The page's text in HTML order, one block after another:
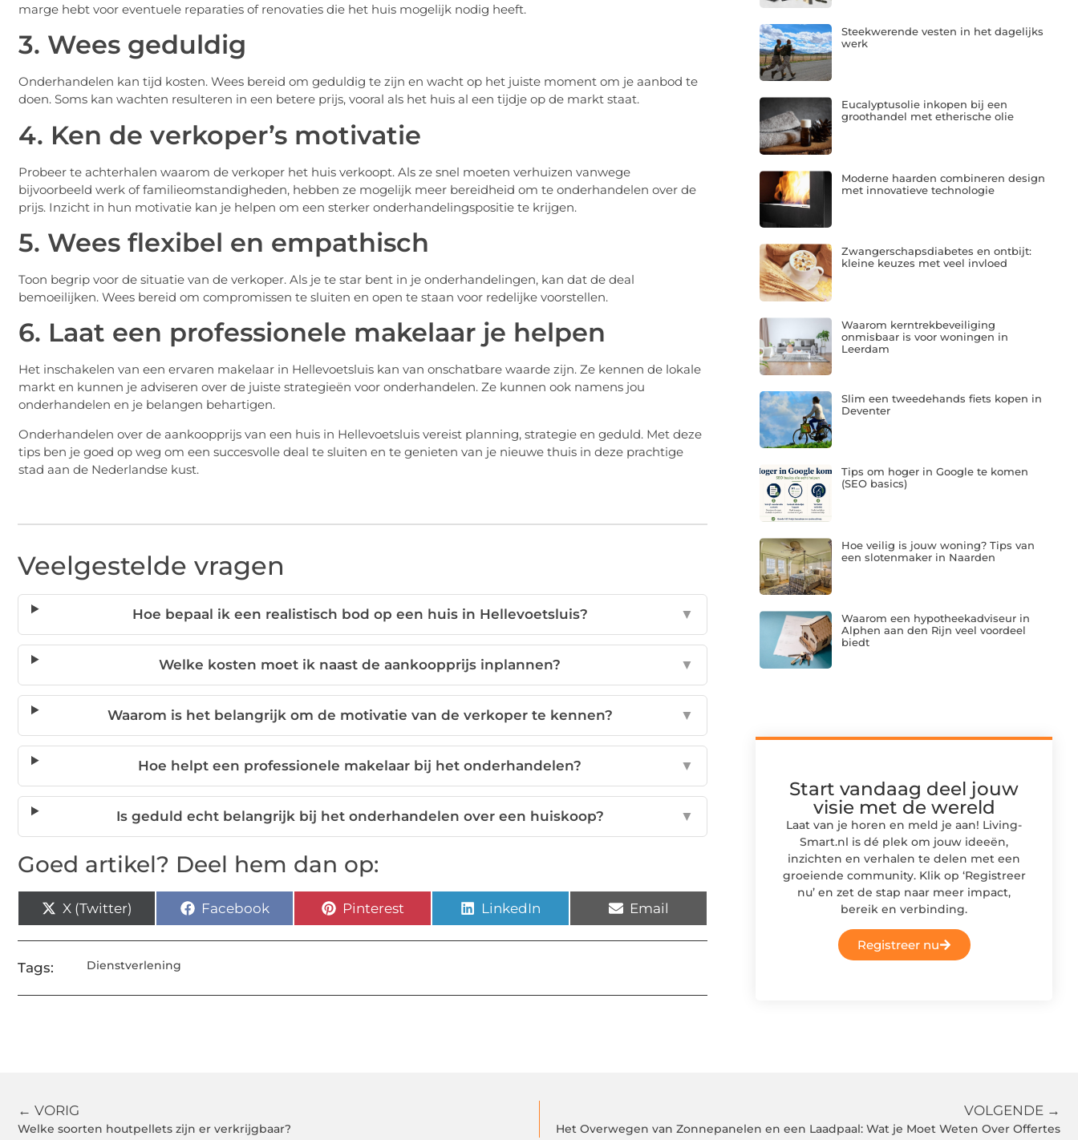
marge hebt voor eventuele reparaties of renovaties die het huis mogelijk nodig heeft.
3. Wees geduldig
Onderhandelen kan tijd kosten. Wees bereid om geduldig te zijn en wacht op het juiste moment om je aanbod te
doen. Soms kan wachten resulteren in een betere prijs, vooral als het huis al een tijdje op de markt staat.
4. Ken de verkoper’s motivatie
Probeer te achterhalen waarom de verkoper het huis verkoopt. Als ze snel moeten verhuizen vanwege
bijvoorbeeld werk of familieomstandigheden, hebben ze mogelijk meer bereidheid om te onderhandelen over de
prijs. Inzicht in hun motivatie kan je helpen om een sterker onderhandelingspositie te krijgen.
5. Wees flexibel en empathisch
Toon begrip voor de situatie van de verkoper. Als je te star bent in je onderhandelingen, kan dat de deal
bemoeilijken. Wees bereid om compromissen te sluiten en open te staan voor redelijke voorstellen.
6. Laat een professionele makelaar je helpen
Het inschakelen van een ervaren makelaar in Hellevoetsluis kan van onschatbare waarde zijn. Ze kennen de lokale
markt en kunnen je adviseren over de juiste strategieën voor onderhandelen. Ze kunnen ook namens jou
onderhandelen en je belangen behartigen.
Onderhandelen over de aankoopprijs van een huis in Hellevoetsluis vereist planning, strategie en geduld. Met deze
tips ben je goed op weg om een succesvolle deal te sluiten en te genieten van je nieuwe thuis in deze prachtige
stad aan de Nederlandse kust.
Veelgestelde vragen
Hoe bepaal ik een realistisch bod op een huis in Hellevoetsluis? ▼
Welke kosten moet ik naast de aankoopprijs inplannen? ▼
Waarom is het belangrijk om de motivatie van de verkoper te kennen? ▼
Hoe helpt een professionele makelaar bij het onderhandelen? ▼
Is geduld echt belangrijk bij het onderhandelen over een huiskoop? ▼
Goed artikel? Deel hem dan op:
X (Twitter) Facebook Pinterest LinkedIn Email
Tags: Dienstverlening
Steekwerende vesten in het dagelijks
werk
Eucalyptusolie inkopen bij een
groothandel met etherische olie
Moderne haarden combineren design
met innovatieve technologie
Zwangerschapsdiabetes en ontbijt:
kleine keuzes met veel invloed
Waarom kerntrekbeveiliging
onmisbaar is voor woningen in
Leerdam
Slim een tweedehands fiets kopen in
Deventer
Tips om hoger in Google te komen
(SEO basics)
Hoe veilig is jouw woning? Tips van
een slotenmaker in Naarden
Waarom een hypotheekadviseur in
Alphen aan den Rijn veel voordeel
biedt
Start vandaag deel jouw
visie met de wereld
Laat van je horen en meld je aan! Living-
Smart.nl is dé plek om jouw ideeën,
inzichten en verhalen te delen met een
groeiende community. Klik op ‘Registreer
nu’ en zet de stap naar meer impact,
bereik en verbinding.
Registreer nu
← VORIG
Welke soorten houtpellets zijn er verkrijgbaar?
VOLGENDE →
Het Overwegen van Zonnepanelen en een Laadpaal: Wat je Moet Weten Over Offertes